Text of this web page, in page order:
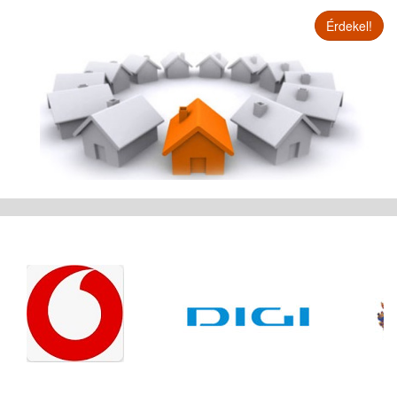
Érdekel!
Partnereink
listája